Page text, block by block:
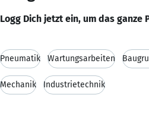
Logg Dich jetzt ein, um das ganze
Pneumatik Wartungsarbeiten
Mechanik Industrietechnik